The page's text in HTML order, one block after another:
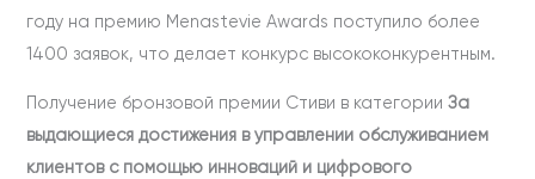
году на премию Menastevie Awards поступило более
1400 заявок, что делает конкурс высококонкурентным.
Получение бронзовой премии Стиви в категорииЗа
выдающиеся достижения в управлении обслуживанием
клиентов с помощью инноваций и цифрового